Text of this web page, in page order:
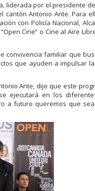
liderada por el presidente
Antonio Ante. Para
con Policía Nacional,
Cine” o Cine al Aire
convivencia familiar que
que ayuden a impulsar
Ante, dijo que este
ejecutará en los
a futuro queremos que